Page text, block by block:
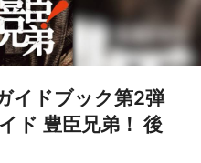
イドブック第2弾
ド 豊臣兄弟！ 後